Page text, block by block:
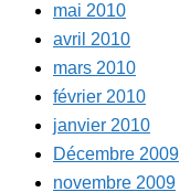
mai 2010
avril 2010
mars 2010
février 2010
janvier 2010
Décembre 2009
novembre 2009